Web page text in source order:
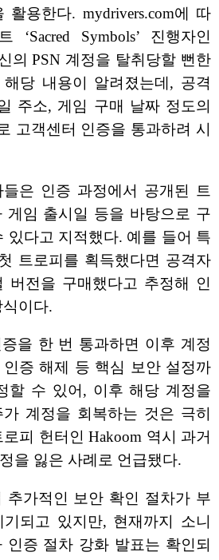
활용한다. mydrivers.com에 따
‘Sacred Symbols’ 진행자인
의 PSN 계정을 탈취당할 뻔한
당 내용이 알려졌는데, 공격
주소, 게임 구매 날짜 정도의
고객센터 인증을 통과하려 시
은 인증 과정에서 공개된 트
게임 출시일 등을 바탕으로 구
있다고 지적했다. 예를 들어 특
트로피를 획득했다면 공격자
버전을 구매했다고 추정해 인
이다.
을 한 번 통과하면 이후 계정
증 해제 등 핵심 보안 설정까
할 수 있어, 이후 해당 계정을
계정을 회복하는 것은 극히
피 헌터인 Hakoom 역시 과거
을 잃은 사례로 언급됐다.
추가적인 보안 확인 절차가 부
되고 있지만, 현재까지 소니
인증 절차 강화 발표는 확인되